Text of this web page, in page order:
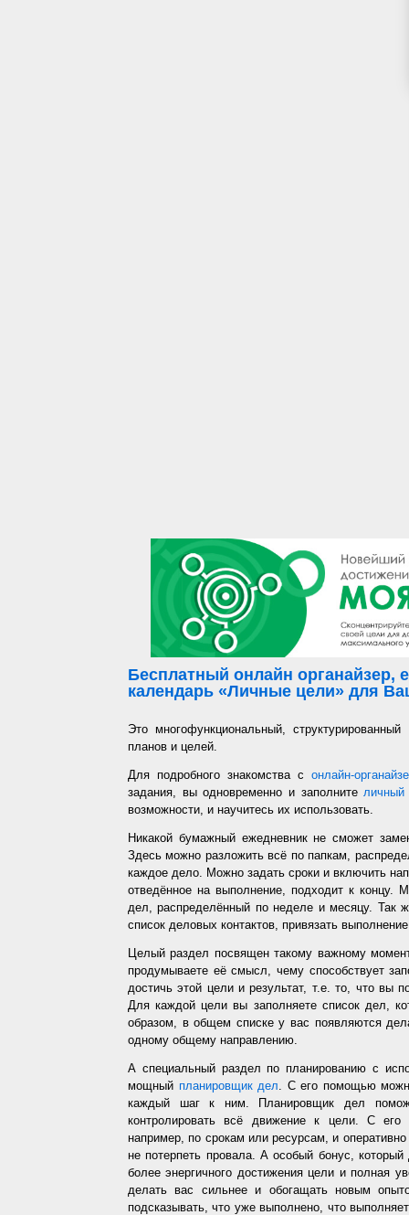
Бесплатный онлайн органайзер,
календарь «Личные цели» для
Это многофункциональный,
планов и целей.
Для подробного знакомства с онлайн-
задания, вы одновременно и заполнителичный
возможности, и научитесь их использовать.
Никакой бумажный ежедневник не сможет
Здесь можно разложить всё по папкам,
каждое дело. Можно задать сроки и включить
отведённое на выполнение, подходит к концу.
дел, распределённый по неделе и месяцу. Так
список деловых контактов, привязать
Целый раздел посвящен такому важному
продумываете её смысл, чему способствует
достичь этой цели и результат, т.е. то, что вы
Для каждой цели вы заполняете список дел,
образом, в общем списке у вас появляются
одному общему направлению.
А специальный раздел по планированию с
мощный планировщик дел. С его помощью
каждый шаг к ним. Планировщик дел
контролировать всё движение к цели. С
например, по срокам или ресурсам, и
не потерпеть провала. А особый бонус,
более энергичного достижения цели и полная
делать вас сильнее и обогащать новым
подсказывать, что уже выполнено, что